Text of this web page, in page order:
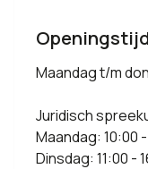
Maandag t/m
Juridisch
Maandag: 10:00
Dinsdag: 11:00 -